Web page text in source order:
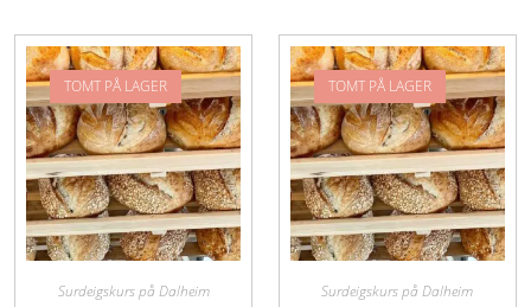
TOMT PÅ LAGER
Surdeigskurs på Dalheim
TOMT PÅ LAGER
Surdeigskurs på Dalheim